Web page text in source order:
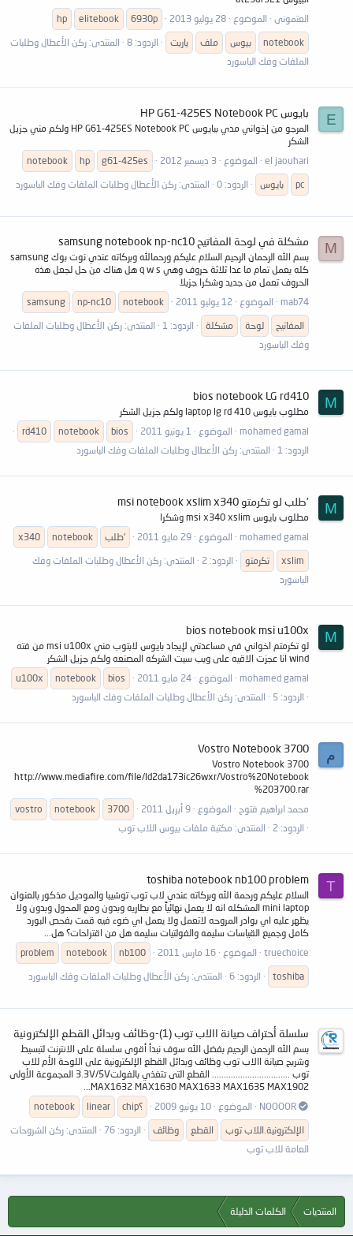
العتمونى
الموضوع 28 يوليو 2013 6930p
elitebook
hp
notebook
بيوس ملف ياريت الردود: 8 المنتدى: ركن الأعطال وطلبات
الملفات وفك الباسورد
E بايوس HP G61-425ES Notebook PC
المرجو من إخواني مدي ببايوس HP G61-425ES Notebook PC ولكم مني جزيل
الشكر
el jaouhari
الموضوع 3 ديسمبر 2012 g61-425es
hp
notebook
pc
بايوس الردود: 0 المنتدى: ركن الأعطال وطلبات الملفات وفك الباسورد
M مشكلة في لوحة المفاتيح samsung notebook np-nc10
بسم الله الرحمان الرحيم السلام عليكم ورحمالله وبركاته عندي نوت بوك samsung
كله يعمل تمام ما عدا ثلاثة حروف وهي q w s هل هناك من حل لجعل هذه
الحروف تعمل من جديد وشكرا جزيلا
mab74
الموضوع 12 يوليو 2011 notebook
np-nc10
samsung
المفاتيح
لوحة مشكلة الردود: 1 المنتدى: ركن الأعطال وطلبات الملفات
وفك الباسورد
M
bios notebook LG rd410
مطلوب بايوس laptop lg rd 410 ولكم جزيل الشكر
mohamed gamal
الموضوع 1 يونيو 2011 bios
notebook
rd410
الردود: 1
المنتدى: ركن الأعطال وطلبات الملفات وفك الباسورد
M 'طلب لو تكرمتو msi notebook xslim x340
مطلوب بايوس msi x340 xslim وشكرا
mohamed gamal
الموضوع 29 مايو 2011 'طلب notebook
x340
xslim
تكرمتو الردود: 2 المنتدى: ركن الأعطال وطلبات الملفات وفك
الباسورد
M
bios notebook msi u100x
لو تكرمتم اخواني في مساعدتي لإيجاد بايوس لابتوب مني msi u100x من فته
wind انا عجزت الاقيه على ويب سيت الشركه المصنعه ولكم جزيل الشكر
mohamed gamal
الموضوع 24 مايو 2011 bios
notebook
u100x
الردود: 5
المنتدى: ركن الأعطال وطلبات الملفات وفك الباسورد
م Vostro Notebook 3700
Vostro Notebook 3700
http://www.mediafire.com/file/ld2da173ic26wxr/Vostro%20Notebook
%203700.rar
محمد ابراهيم فتوح
الموضوع 9 أبريل 2011 3700
notebook
vostro
الردود: 2
المنتدى: مكتبة ملفات بيوس اللاب توب
T
toshiba notebook nb100 problem
السلام عليكم ورحمة الله وبركاته عندي لاب توب توشيبا والموديل مذكور بالعنوان
mini laptop المشكله انه لا يعمل نهائياً مع بطاريه وبدون ومع المحول وبدون ولا
يظهر عليه اي بوادر المروحه لاتعمل ولا يعمل اي ضوء فيه قمت بفحص البورد
كامل وجميع القياسات سليمه والفولتيات سليمه هل من اقتراحات؟ هل...
truechoice
الموضوع 16 مارس 2011 nb100
notebook
problem
toshiba
الردود: 6 المنتدى: ركن الأعطال وطلبات الملفات وفك الباسورد
سلسلة أحتراف صيانة االاب توب (1)-وظائف وبدائل القطع الإلكترونية
بسم الله الرحمن الرحيم بفضل الله سوف نبدأ أقوى سلسلة على الانترنت لتبسيط
وشريح صيانة االاب توب وظائف وبدائل القطع الإلكترونية على اللوحة الأم للاب
توب ................................. القطع التى تتغذي بالفولت3.3V/5V المجموعة الأولى
MAX1632 MAX1630 MAX1633 MAX1635 MAX1902...
NOOOOR
الموضوع 10 يونيو 2009 chip؟ linear
notebook
الإلكترونية.اللاب توب
القطع وظائف الردود: 76 المنتدى: ركن الشروحات
العامة للاب توب
المنتديات الكلمات الدليلة